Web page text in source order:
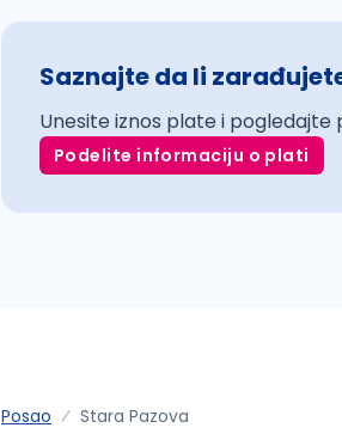
Saznajte da li
Unesite iznos plate i pogledajte
Podelite informaciju o plati
Posao Stara Pazova